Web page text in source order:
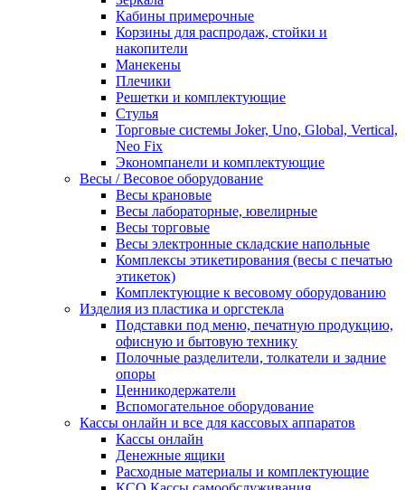
Кабины примерочные
Корзины для распродаж, стойки и
накопители
Манекены
Плечики
Решетки и комплектующие
Стулья
Торговые системы Joker, Uno, Global, Vertical,
Neo Fix
Экономпанели и комплектующие
Весы / Весовое оборудование
Весы крановые
Весы лабораторные, ювелирные
Весы торговые
Весы электронные складские напольные
Комплексы этикетирования (весы с печатью
этикеток)
Комплектующие к весовому оборудованию
Изделия из пластика и оргстекла
Подставки под меню, печатную продукцию,
офисную и бытовую технику
Полочные разделители, толкатели и задние
опоры
Ценникодержатели
Вспомогательное оборудование
Кассы онлайн и все для кассовых аппаратов
Кассы онлайн
Денежные ящики
Расходные материалы и комплектующие